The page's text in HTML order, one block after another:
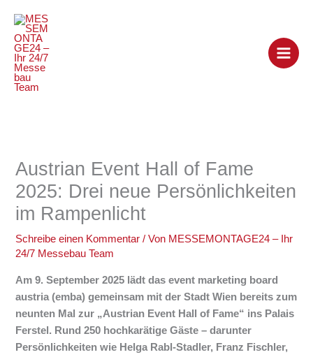
Inhalt
springen
Austrian Event Hall of Fame
2025: Drei neue Persönlichkeiten
im Rampenlicht
Schreibe einen Kommentar / Von MESSEMONTAGE24 – Ihr
24/7 Messebau Team
Am 9. September 2025 lädt das event marketing board
austria (emba) gemeinsam mit der Stadt Wien bereits zum
neunten Mal zur „Austrian Event Hall of Fame“ ins Palais
Ferstel. Rund 250 hochkarätige Gäste – darunter
Persönlichkeiten wie Helga Rabl-Stadler, Franz Fischler,